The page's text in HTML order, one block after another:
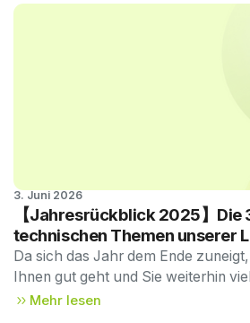
Technischer Newsletter,
Ausgabe 57
3. Juni 2026
【Jahresrückblick 2025】Die
technischen Themen unserer
Da sich das Jahr dem Ende
Ihnen gut geht und Sie weiterhin
bedanken uns herzlich für Ihre
Mehr lesen